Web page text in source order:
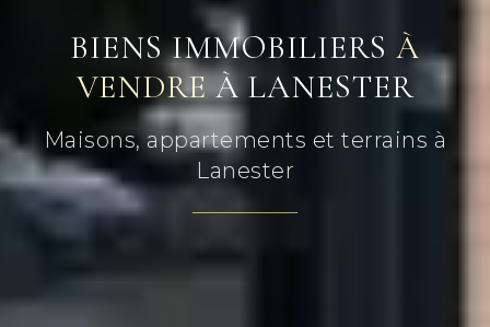
BIENS IMMOBILIERS À
VENDRE À LANESTER
Maisons, appartements et terrains à
Lanester